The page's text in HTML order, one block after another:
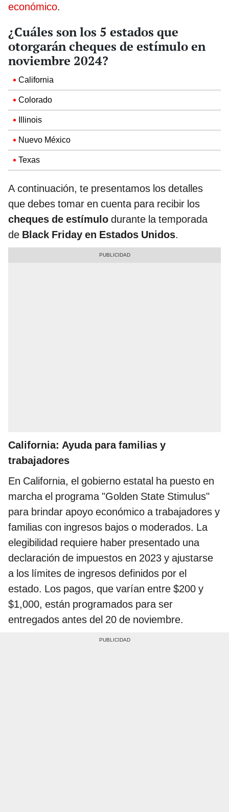
económico.
¿Cuáles son los 5 estados que
otorgarán cheques de estímulo en
noviembre 2024?
California
Colorado
Illinois
Nuevo México
Texas
A continuación, te presentamos los detalles
que debes tomar en cuenta para recibir los
cheques de estímulo durante la temporada
de Black Friday en Estados Unidos.
California: Ayuda para familias y
trabajadores
En California, el gobierno estatal ha puesto en
marcha el programa "Golden State Stimulus"
para brindar apoyo económico a trabajadores y
familias con ingresos bajos o moderados. La
elegibilidad requiere haber presentado una
declaración de impuestos en 2023 y ajustarse
a los límites de ingresos definidos por el
estado. Los pagos, que varían entre $200 y
$1,000, están programados para ser
entregados antes del 20 de noviembre.